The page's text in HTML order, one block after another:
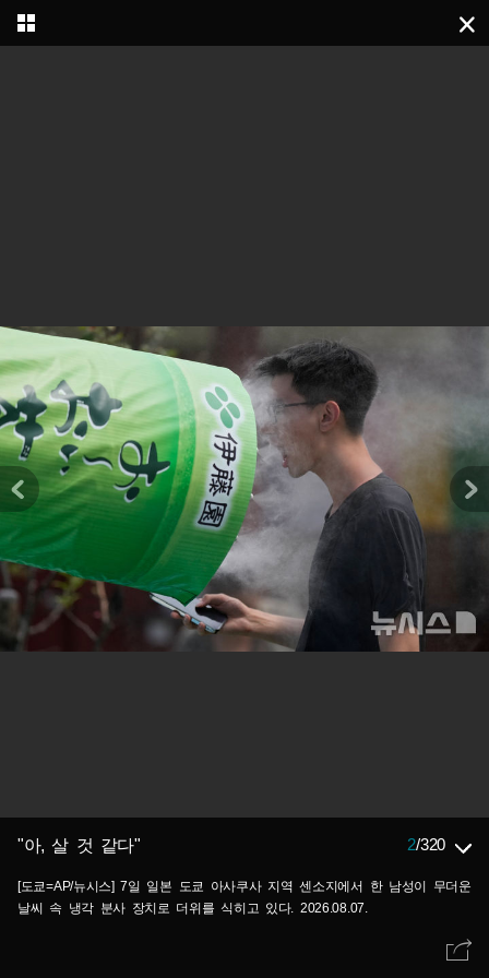
"아, 살 것 같다" 2/320
[도쿄=AP/뉴시스] 7일 일본 도쿄 아사쿠사 지역 센소지에서 한 남성이 무더운
날씨 속 냉각 분사 장치로 더위를 식히고 있다. 2026.08.07.